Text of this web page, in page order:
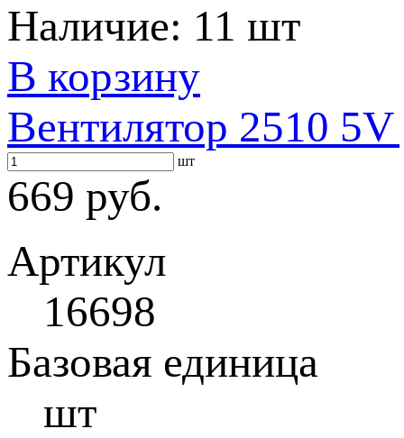
Наличие: 11 шт
В корзину
Вентилятор 2510
шт
669 руб.
Артикул
16698
Базовая единица
шт